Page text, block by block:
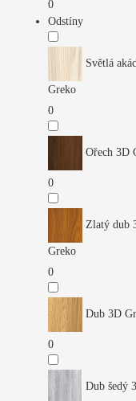
0
Odstíny
Světlá
Greko
0
Ořech 3D
0
Zlatý dub
Greko
0
Dub 3D
0
Dub šedý